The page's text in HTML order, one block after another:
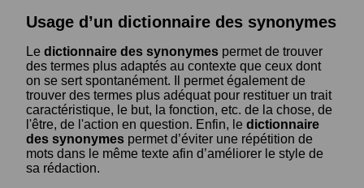
Usage d’un dictionnaire des synonymes
Le dictionnaire des synonymes permet de trouver
des termes plus adaptés au contexte que ceux dont
on se sert spontanément. Il permet également de
trouver des termes plus adéquat pour restituer un trait
caractéristique, le but, la fonction, etc. de la chose, de
l'être, de l'action en question. Enfin, le dictionnaire
des synonymes permet d’éviter une répétition de
mots dans le même texte afin d’améliorer le style de
sa rédaction.